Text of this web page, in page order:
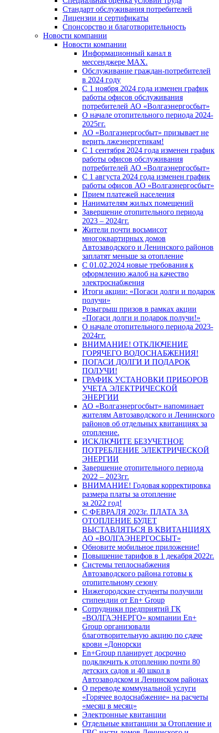
Стандарт обслуживания потребителей
Лицензии и сертификаты
Спонсорство и благотворительность
Новости компании
Новости компании
Информационный канал в
мессенджере MAX.
Обслуживание граждан-потребителей
в 2024 году
С 1 ноября 2024 года изменен график
работы офисов обслуживания
потребителей АО «Волгаэнергосбыт»
О начале отопительного периода 2024-
2025гг.
АО «Волгаэнергосбыт» призывает не
верить лжеэнергетикам!
С 1 сентября 2024 года изменен график
работы офисов обслуживания
потребителей АО «Волгаэнергосбыт»
С 1 августа 2024 года изменен график
работы офисов АО «Волгаэнергосбыт»
Прием платежей населения
Нанимателям жилых помещений
Завершение отопительного периода
2023 – 2024гг.
Жители почти восьмисот
многоквартирных домов
Автозаводского и Ленинского районов
заплатят меньше за отопление
С 01.02.2024 новые требования к
оформлению жалоб на качество
электроснабжения
Итоги акции: «Погаси долги и подарок
получи»
Розыгрыш призов в рамках акции
«Погаси долги и подарок получи!»
О начале отопительного периода 2023-
2024гг.
ВНИМАНИЕ! ОТКЛЮЧЕНИЕ
ГОРЯЧЕГО ВОДОСНАБЖЕНИЯ!
ПОГАСИ ДОЛГИ И ПОДАРОК
ПОЛУЧИ!
ГРАФИК УСТАНОВКИ ПРИБОРОВ
УЧЕТА ЭЛЕКТРИЧЕСКОЙ
ЭНЕРГИИ
АО «Волгаэнергосбыт» напоминает
жителям Автозаводского и Ленинского
районов об отдельных квитанциях за
отопление.
ИСКЛЮЧИТЕ БЕЗУЧЕТНОЕ
ПОТРЕБЛЕНИЕ ЭЛЕКТРИЧЕСКОЙ
ЭНЕРГИИ
Завершение отопительного периода
2022 – 2023гг.
ВНИМАНИЕ! Годовая корректировка
размера платы за отопление
за 2022 год!
С ФЕВРАЛЯ 2023г. ПЛАТА ЗА
ОТОПЛЕНИЕ БУДЕТ
ВЫСТАВЛЯТЬСЯ В КВИТАНЦИЯХ
АО «ВОЛГАЭНЕРГОСБЫТ»
Обновите мобильное приложение!
Повышение тарифов в 1 декабря 2022г.
Системы теплоснабжения
Автозаводского района готовы к
отопительному сезону
Нижегородские студенты получили
стипендии от En+ Group
Сотрудники предприятий ГК
«ВОЛГАЭНЕРГО» компании En+
Group организовали
благотворительную акцию по сдаче
крови «Донорски
En+Group планирует досрочно
подключить к отоплению почти 80
детских садов и 40 школ в
Автозаводском и Ленинском районах
О переводе коммунальной услуги
«Горячее водоснабжение» на расчеты
«месяц в месяц»
Электронные квитанции
Отдельные квитанции за Отопление и